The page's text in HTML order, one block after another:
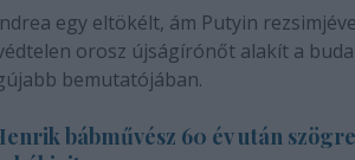
egy eltökélt, ám Putyin
orosz újságírónőt alakít a
bemutatójában.
bábművész 60 év után szögre